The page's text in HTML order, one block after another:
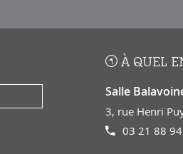
À QUEL
Salle
3, rue Henri
03 21 88